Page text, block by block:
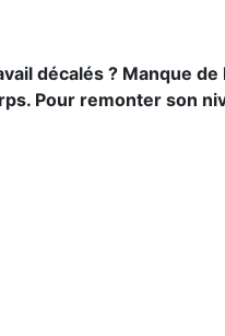
décalés ? Manque
Pour remonter son